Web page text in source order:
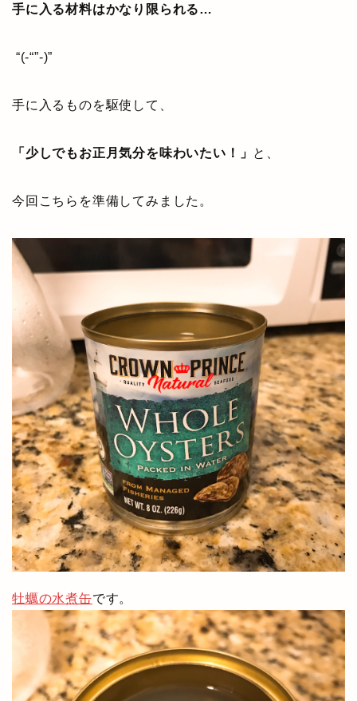
手に入る材料はかなり限られる…
“(-“”-)”
手に入るものを駆使して、
「少しでもお正月気分を味わいたい！」 と、
今回こちらを準備してみました。
牡蠣の水煮缶です。